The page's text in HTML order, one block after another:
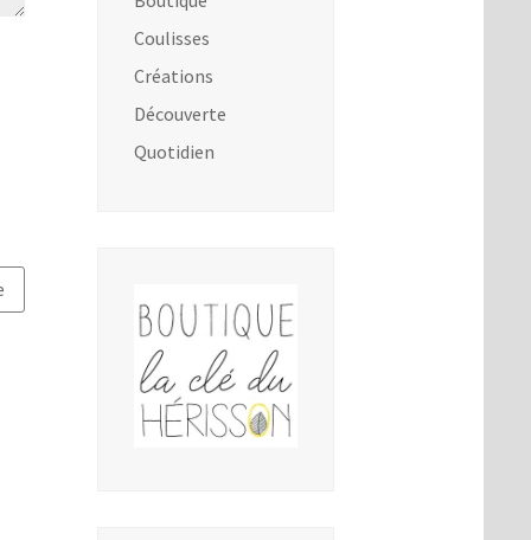
Coulisses
Créations
Découverte
Quotidien